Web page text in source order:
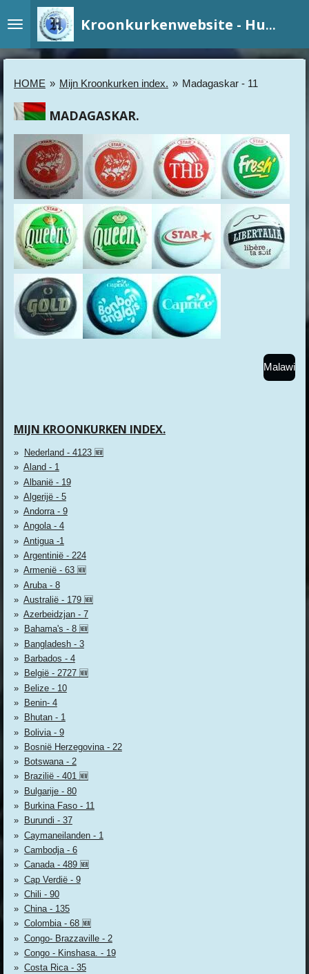
direct
naar
hoofdinhoud
Kroonkurkenwebsite - Hundry
HOME » Mijn Kroonkurken index. » Madagaskar - 11
MADAGASKAR.
Malawi
MIJN KROONKURKEN INDEX.
Nederland - 4123 🆕
Aland - 1
Albanië - 19
Algerijë - 5
Andorra - 9
Angola - 4
Antigua -1
Argentinië - 224
Armenië - 63 🆕
Aruba - 8
Australië - 179 🆕
Azerbeidzjan - 7
Bahama's - 8 🆕
Bangladesh - 3
Barbados - 4
België - 2727 🆕
Belize - 10
Benin- 4
Bhutan - 1
Bolivia - 9
Bosnië Herzegovina - 22
Botswana - 2
Brazilië - 401 🆕
Bulgarije - 80
Burkina Faso - 11
Burundi - 37
Caymaneilanden - 1
Cambodja - 6
Canada - 489 🆕
Cap Verdië - 9
Chili - 90
China - 135
Colombia - 68 🆕
Congo- Brazzaville - 2
Congo - Kinshasa. - 19
Costa Rica - 35